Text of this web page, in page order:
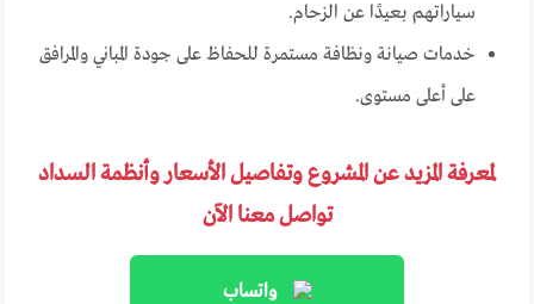
سياراتهم بعيدًا عن الزحام.
خدمات صيانة ونظافة مستمرة للحفاظ على جودة المباني والمرافق
على أعلى مستوى.
لمعرفة المزيد عن المشروع وتفاصيل الأسعار وأنظمة السداد
تواصل معنا الآن
واتساب